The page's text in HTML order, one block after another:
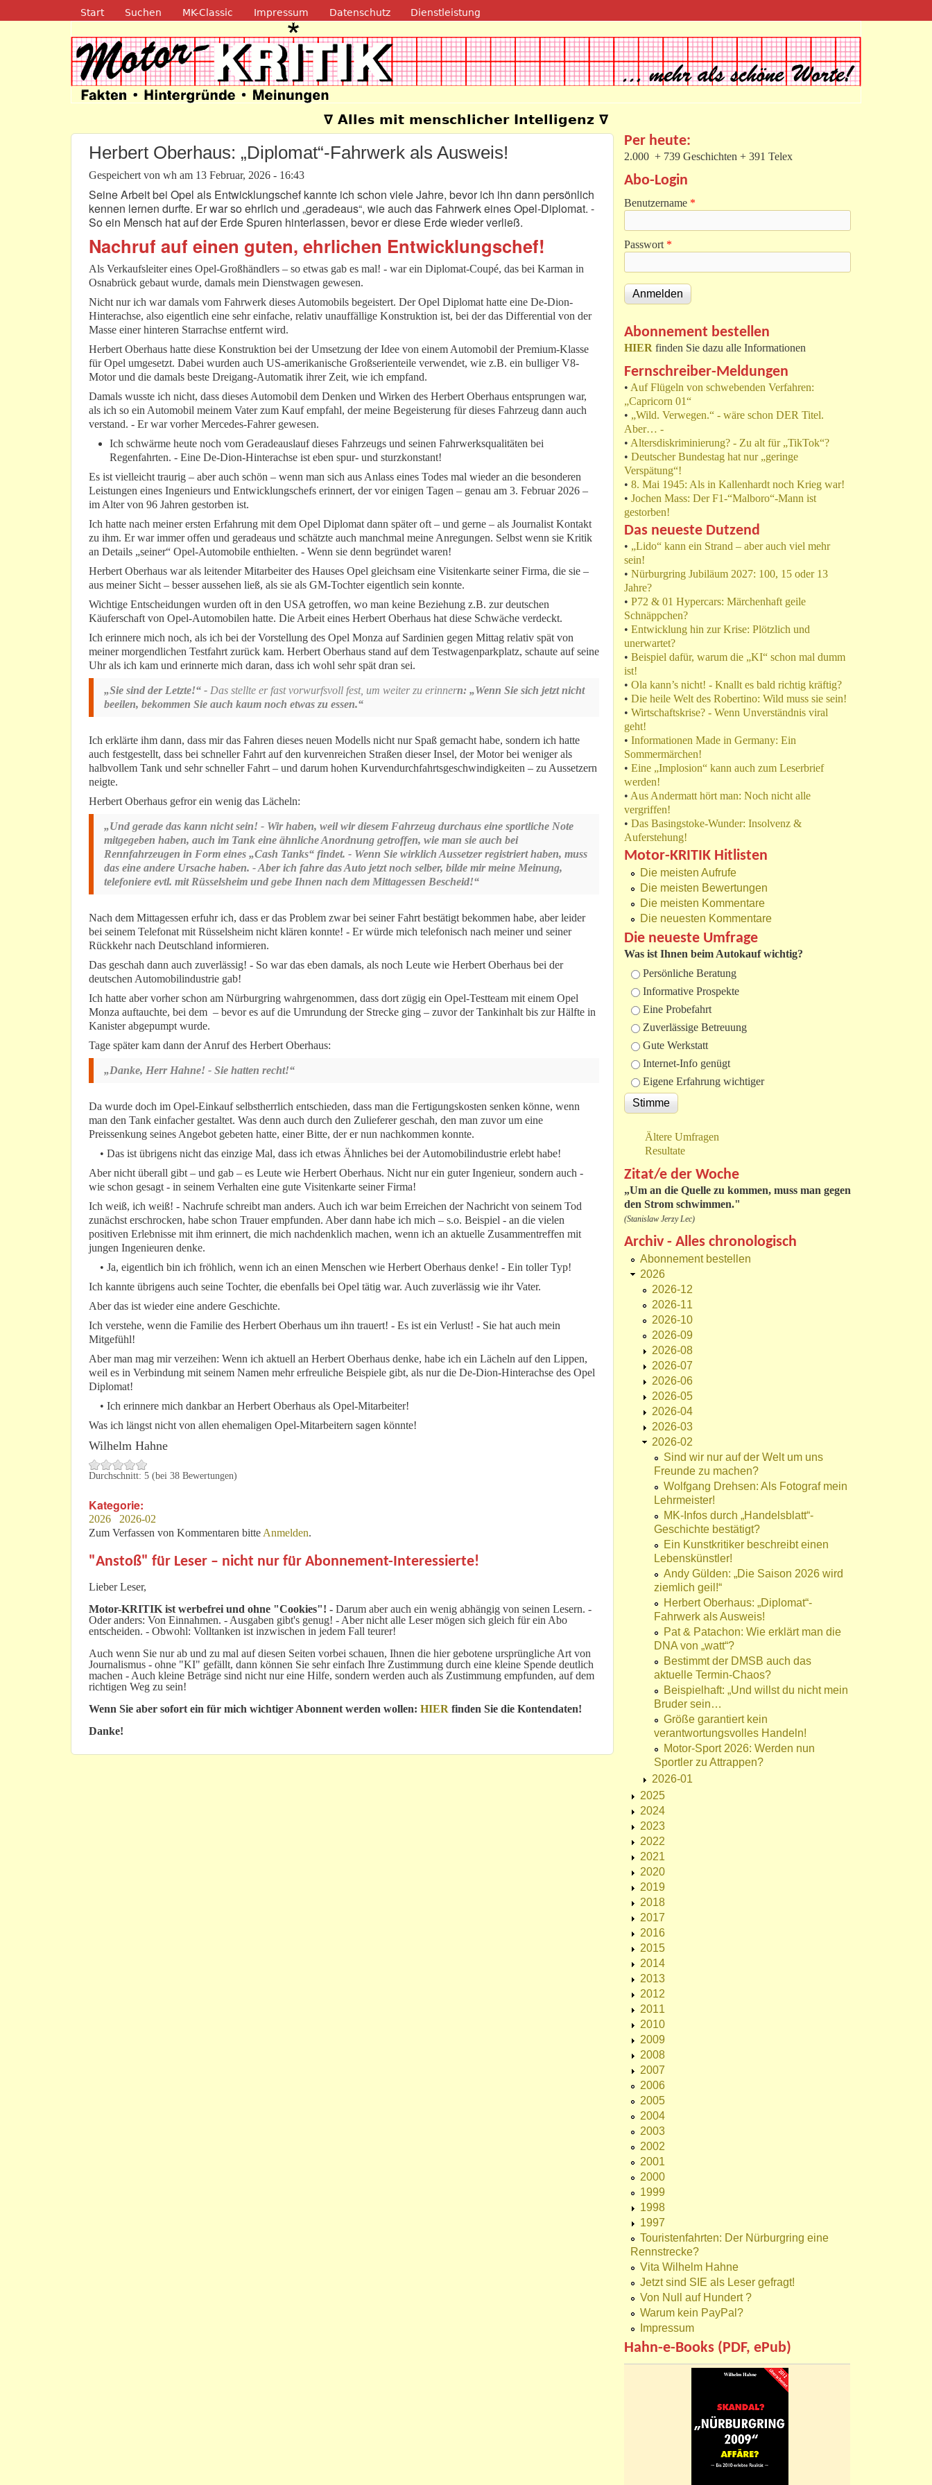
Direkt zum Inhalt
Navigation
Start Suchen MK-Classic Impressum Datenschutz Dienstleistung
Motor-Kritik.de∇ Alles mit menschlicher Intelligenz ∇
Herbert Oberhaus: „Diplomat“-Fahrwerk als Ausweis!
Gespeichert von wh am 13 Februar, 2026 - 16:43
Seine Arbeit bei Opel als Entwicklungschef kannte ich schon viele Jahre, bevor ich ihn dann persönlich
kennen lernen durfte. Er war so ehrlich und „geradeaus“, wie auch das Fahrwerk eines Opel-Diplomat. -
So ein Mensch hat auf der Erde Spuren hinterlassen, bevor er diese Erde wieder verließ.
Nachruf auf einen guten, ehrlichen Entwicklungschef!
Als Verkaufsleiter eines Opel-Großhändlers – so etwas gab es mal! - war ein Diplomat-Coupé, das bei Karman in
Osnabrück gebaut wurde, damals mein Dienstwagen gewesen.
Nicht nur ich war damals vom Fahrwerk dieses Automobils begeistert. Der Opel Diplomat hatte eine De-Dion-
Hinterachse, also eigentlich eine sehr einfache, relativ unauffällige Konstruktion ist, bei der das Differential von der
Masse einer hinteren Starrachse entfernt wird.
Herbert Oberhaus hatte diese Konstruktion bei der Umsetzung der Idee von einem Automobil der Premium-Klasse
für Opel umgesetzt. Dabei wurden auch US-amerikanische Großserienteile verwendet, wie z.B. ein bulliger V8-
Motor und die damals beste Dreigang-Automatik ihrer Zeit, wie ich empfand.
Damals wusste ich nicht, dass dieses Automobil dem Denken und Wirken des Herbert Oberhaus entsprungen war,
als ich so ein Automobil meinem Vater zum Kauf empfahl, der meine Begeisterung für dieses Fahrzeug dann auch
verstand. - Er war vorher Mercedes-Fahrer gewesen.
Ich schwärme heute noch vom Geradeauslauf dieses Fahrzeugs und seinen Fahrwerksqualitäten bei
Regenfahrten. - Eine De-Dion-Hinterachse ist eben spur- und sturzkonstant!
Es ist vielleicht traurig – aber auch schön – wenn man sich aus Anlass eines Todes mal wieder an die besonderen
Leistungen eines Ingenieurs und Entwicklungschefs erinnert, der vor einigen Tagen – genau am 3. Februar 2026 –
im Alter von 96 Jahren gestorben ist.
Ich hatte nach meiner ersten Erfahrung mit dem Opel Diplomat dann später oft – und gerne – als Journalist Kontakt
zu ihm. Er war immer offen und geradeaus und schätzte auch manchmal meine Anregungen. Selbst wenn sie Kritik
an Details „seiner“ Opel-Automobile enthielten. - Wenn sie denn begründet waren!
Herbert Oberhaus war als leitender Mitarbeiter des Hauses Opel gleichsam eine Visitenkarte seiner Firma, die sie –
aus meiner Sicht – besser aussehen ließ, als sie als GM-Tochter eigentlich sein konnte.
Wichtige Entscheidungen wurden oft in den USA getroffen, wo man keine Beziehung z.B. zur deutschen
Käuferschaft von Opel-Automobilen hatte. Die Arbeit eines Herbert Oberhaus hat diese Schwäche verdeckt.
Ich erinnere mich noch, als ich bei der Vorstellung des Opel Monza auf Sardinien gegen Mittag relativ spät von
meiner morgendlichen Testfahrt zurück kam. Herbert Oberhaus stand auf dem Testwagenparkplatz, schaute auf seine
Uhr als ich kam und erinnerte mich daran, dass ich wohl sehr spät dran sei.
„Sie sind der Letzte!“ - Das stellte er fast vorwurfsvoll fest, um weiter zu erinnern: „Wenn Sie sich jetzt nicht
beeilen, bekommen Sie auch kaum noch etwas zu essen.“
Ich erklärte ihm dann, dass mir das Fahren dieses neuen Modells nicht nur Spaß gemacht habe, sondern ich hatte
auch festgestellt, dass bei schneller Fahrt auf den kurvenreichen Straßen dieser Insel, der Motor bei weniger als
halbvollem Tank und sehr schneller Fahrt – und darum hohen Kurvendurchfahrtsgeschwindigkeiten – zu Aussetzern
neigte.
Herbert Oberhaus gefror ein wenig das Lächeln:
„Und gerade das kann nicht sein! - Wir haben, weil wir diesem Fahrzeug durchaus eine sportliche Note
mitgegeben haben, auch im Tank eine ähnliche Anordnung getroffen, wie man sie auch bei
Rennfahrzeugen in Form eines „Cash Tanks“ findet. - Wenn Sie wirklich Aussetzer registriert haben, muss
das eine andere Ursache haben. - Aber ich fahre das Auto jetzt noch selber, bilde mir meine Meinung,
telefoniere evtl. mit Rüsselsheim und gebe Ihnen nach dem Mittagessen Bescheid!“
Nach dem Mittagessen erfuhr ich, dass er das Problem zwar bei seiner Fahrt bestätigt bekommen habe, aber leider
bei seinem Telefonat mit Rüsselsheim nicht klären konnte! - Er würde mich telefonisch nach meiner und seiner
Rückkehr nach Deutschland informieren.
Das geschah dann auch zuverlässig! - So war das eben damals, als noch Leute wie Herbert Oberhaus bei der
deutschen Automobilindustrie gab!
Ich hatte aber vorher schon am Nürburgring wahrgenommen, dass dort zügig ein Opel-Testteam mit einem Opel
Monza auftauchte, bei dem – bevor es auf die Umrundung der Strecke ging – zuvor der Tankinhalt bis zur Hälfte in
Kanister abgepumpt wurde.
Tage später kam dann der Anruf des Herbert Oberhaus:
„Danke, Herr Hahne! - Sie hatten recht!“
Da wurde doch im Opel-Einkauf selbstherrlich entschieden, dass man die Fertigungskosten senken könne, wenn
man den Tank einfacher gestaltet. Was denn auch durch den Zulieferer geschah, den man zuvor um eine
Preissenkung seines Angebot gebeten hatte, einer Bitte, der er nun nachkommen konnte.
• Das ist übrigens nicht das einzige Mal, dass ich etwas Ähnliches bei der Automobilindustrie erlebt habe!
Aber nicht überall gibt – und gab – es Leute wie Herbert Oberhaus. Nicht nur ein guter Ingenieur, sondern auch -
wie schon gesagt - in seinem Verhalten eine gute Visitenkarte seiner Firma!
Ich weiß, ich weiß! - Nachrufe schreibt man anders. Auch ich war beim Erreichen der Nachricht von seinem Tod
zunächst erschrocken, habe schon Trauer empfunden. Aber dann habe ich mich – s.o. Beispiel - an die vielen
positiven Erlebnisse mit ihm erinnert, die mich nachdenklich machen, wenn ich an aktuelle Zusammentreffen mit
jungen Ingenieuren denke.
• Ja, eigentlich bin ich fröhlich, wenn ich an einen Menschen wie Herbert Oberhaus denke! - Ein toller Typ!
Ich kannte übrigens auch seine Tochter, die ebenfalls bei Opel tätig war. Auch zuverlässig wie ihr Vater.
Aber das ist wieder eine andere Geschichte.
Ich verstehe, wenn die Familie des Herbert Oberhaus um ihn trauert! - Es ist ein Verlust! - Sie hat auch mein
Mitgefühl!
Aber man mag mir verzeihen: Wenn ich aktuell an Herbert Oberhaus denke, habe ich ein Lächeln auf den Lippen,
weil es in Verbindung mit seinem Namen mehr erfreuliche Beispiele gibt, als nur die De-Dion-Hinterachse des Opel
Diplomat!
• Ich erinnere mich dankbar an Herbert Oberhaus als Opel-Mitarbeiter!
Was ich längst nicht von allen ehemaligen Opel-Mitarbeitern sagen könnte!
Wilhelm Hahne
Durchschnitt: 5 (bei 38 Bewertungen)
Kategorie:
2026
2026-02
Zum Verfassen von Kommentaren bitte Anmelden.
"Anstoß" für Leser – nicht nur für Abonnement-Interessierte!
Lieber Leser,
Motor-KRITIK ist werbefrei und ohne "Cookies"! - Darum aber auch ein wenig abhängig von seinen Lesern. -
Oder anders: Von Einnahmen. - Ausgaben gibt's genug! - Aber nicht alle Leser mögen sich gleich für ein Abo
entscheiden. - Obwohl: Volltanken ist inzwischen in jedem Fall teurer!
Auch wenn Sie nur ab und zu mal auf diesen Seiten vorbei schauen, Ihnen die hier gebotene ursprüngliche Art von
Journalismus - ohne "KI" gefällt, dann können Sie sehr einfach Ihre Zustimmung durch eine kleine Spende deutlich
machen - Auch kleine Beträge sind nicht nur eine Hilfe, sondern werden auch als Zustimmung empfunden, auf dem
richtigen Weg zu sein!
Wenn Sie aber sofort ein für mich wichtiger Abonnent werden wollen: HIER finden Sie die Kontendaten!
Danke!
Per heute:
2.000 + 739 Geschichten + 391 Telex
Abo-Login
Benutzername *
Passwort *
Abonnement bestellen
HIER finden Sie dazu alle Informationen
Fernschreiber-Meldungen
• Auf Flügeln von schwebenden Verfahren:
„Capricorn 01“
• „Wild. Verwegen.“ - wäre schon DER Titel.
Aber… -
• Altersdiskriminierung? - Zu alt für „TikTok“?
• Deutscher Bundestag hat nur „geringe
Verspätung“!
• 8. Mai 1945: Als in Kallenhardt noch Krieg war!
• Jochen Mass: Der F1-“Malboro“-Mann ist
gestorben!
Das neueste Dutzend
• „Lido“ kann ein Strand – aber auch viel mehr
sein!
• Nürburgring Jubiläum 2027: 100, 15 oder 13
Jahre?
• P72 & 01 Hypercars: Märchenhaft geile
Schnäppchen?
• Entwicklung hin zur Krise: Plötzlich und
unerwartet?
• Beispiel dafür, warum die „KI“ schon mal dumm
ist!
• Ola kann’s nicht! - Knallt es bald richtig kräftig?
• Die heile Welt des Robertino: Wild muss sie sein!
• Wirtschaftskrise? - Wenn Unverständnis viral
geht!
• Informationen Made in Germany: Ein
Sommermärchen!
• Eine „Implosion“ kann auch zum Leserbrief
werden!
• Aus Andermatt hört man: Noch nicht alle
vergriffen!
• Das Basingstoke-Wunder: Insolvenz &
Auferstehung!
Motor-KRITIK Hitlisten
Die meisten Aufrufe
Die meisten Bewertungen
Die meisten Kommentare
Die neuesten Kommentare
Die neueste Umfrage
Was ist Ihnen beim Autokauf wichtig?
Auswahlmöglichkeiten
Persönliche Beratung
Informative Prospekte
Eine Probefahrt
Zuverlässige Betreuung
Gute Werkstatt
Internet-Info genügt
Eigene Erfahrung wichtiger
Ältere Umfragen
Resultate
Zitat/e der Woche
„Um an die Quelle zu kommen, muss man gegen
den Strom schwimmen."
(Stanislaw Jerzy Lec)
Archiv - Alles chronologisch
Abonnement bestellen
2026
2026-12
2026-11
2026-10
2026-09
2026-08
2026-07
2026-06
2026-05
2026-04
2026-03
2026-02
Sind wir nur auf der Welt um uns
Freunde zu machen?
Wolfgang Drehsen: Als Fotograf mein
Lehrmeister!
MK-Infos durch „Handelsblatt“-
Geschichte bestätigt?
Ein Kunstkritiker beschreibt einen
Lebenskünstler!
Andy Gülden: „Die Saison 2026 wird
ziemlich geil!“
Herbert Oberhaus: „Diplomat“-
Fahrwerk als Ausweis!
Pat & Patachon: Wie erklärt man die
DNA von „watt“?
Bestimmt der DMSB auch das
aktuelle Termin-Chaos?
Beispielhaft: „Und willst du nicht mein
Bruder sein…
Größe garantiert kein
verantwortungsvolles Handeln!
Motor-Sport 2026: Werden nun
Sportler zu Attrappen?
2026-01
2025
2024
2023
2022
2021
2020
2019
2018
2017
2016
2015
2014
2013
2012
2011
2010
2009
2008
2007
2006
2005
2004
2003
2002
2001
2000
1999
1998
1997
Touristenfahrten: Der Nürburgring eine
Rennstrecke?
Vita Wilhelm Hahne
Jetzt sind SIE als Leser gefragt!
Von Null auf Hundert ?
Warum kein PayPal?
Impressum
Hahn-e-Books (PDF, ePub)